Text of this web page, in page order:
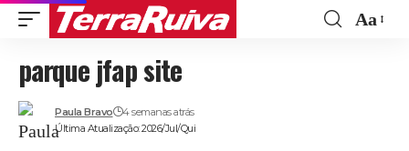
Aa
parque jfap site
Última Atualização: 2026/Jul/Qui
Paula Bravo 4 semanas atrás